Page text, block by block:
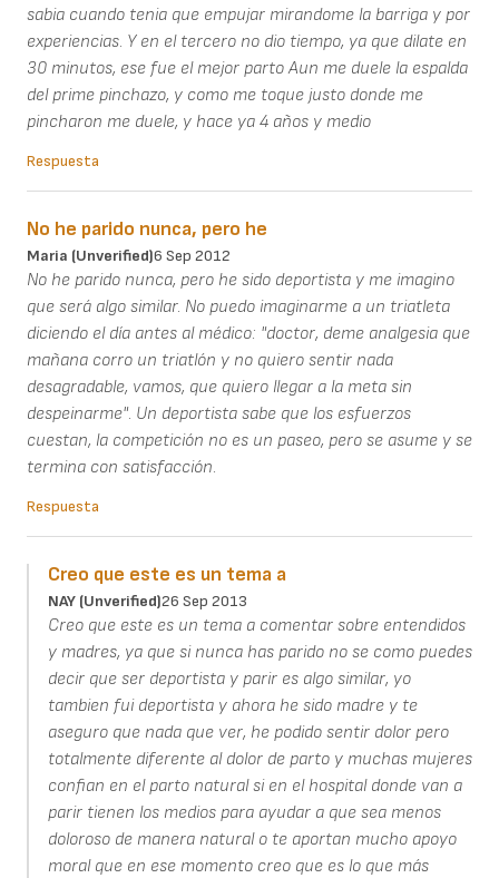
sabia cuando tenia que empujar mirandome la barriga y por
experiencias. Y en el tercero no dio tiempo, ya que dilate en
30 minutos, ese fue el mejor parto Aun me duele la espalda
del prime pinchazo, y como me toque justo donde me
pincharon me duele, y hace ya 4 años y medio
Respuesta
No he parido nunca, pero he
Maria (unverified)6 Sep 2012
No he parido nunca, pero he sido deportista y me imagino
que será algo similar. No puedo imaginarme a un triatleta
diciendo el día antes al médico: "doctor, deme analgesia que
mañana corro un triatlón y no quiero sentir nada
desagradable, vamos, que quiero llegar a la meta sin
despeinarme". Un deportista sabe que los esfuerzos
cuestan, la competición no es un paseo, pero se asume y se
termina con satisfacción.
Respuesta
Creo que este es un tema a
NAY (unverified)26 Sep 2013
Creo que este es un tema a comentar sobre entendidos
y madres, ya que si nunca has parido no se como puedes
decir que ser deportista y parir es algo similar, yo
tambien fui deportista y ahora he sido madre y te
aseguro que nada que ver, he podido sentir dolor pero
totalmente diferente al dolor de parto y muchas mujeres
confian en el parto natural si en el hospital donde van a
parir tienen los medios para ayudar a que sea menos
doloroso de manera natural o te aportan mucho apoyo
moral que en ese momento creo que es lo que más